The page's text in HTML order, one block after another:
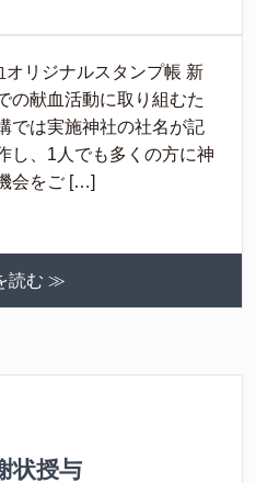
リジナルスタンプ帳 新
の献血活動に取り組むた
では実施神社の社名が記
し、1人でも多くの方に神
会をご […]
読む ≫
状授与